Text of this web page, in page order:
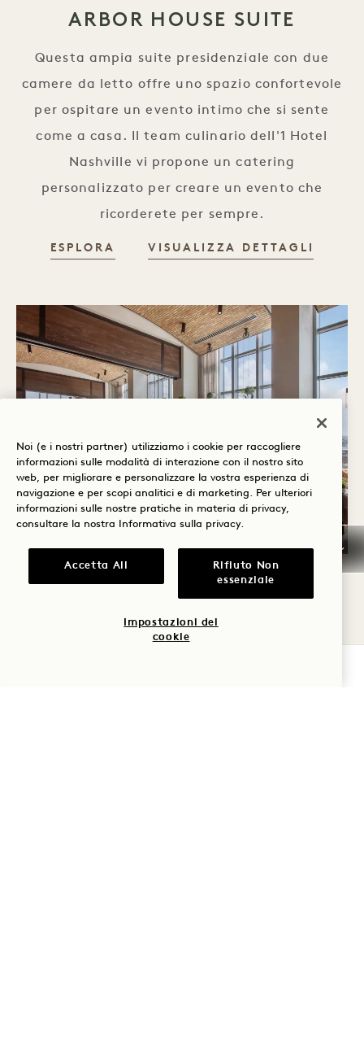
ARBOR HOUSE SUITE
Questa ampia suite presidenziale con due
camere da letto offre uno spazio confortevole
per ospitare un evento intimo che si sente
come a casa. Il team culinario dell'1 Hotel
Nashville vi propone un catering
personalizzato per creare un evento che
ricorderete per sempre.
ESPLORA VISUALIZZA DETTAGLI
HARRIET'S ROOFTOP
Organizzate il vostro prossimo evento
Noi (e i nostri partner) utilizziamo i cookie per raccogliere
informazioni sulle modalità di interazione con il nostro sito
web, per migliorare e personalizzare la vostra esperienza di
navigazione e per scopi analitici e di marketing. Per ulteriori
informazioni sulle nostre pratiche in materia di privacy,
consultare la nostra
Informativa sulla privacy.
Accetta All
Rifiuto Non
essenziale
Impostazioni dei
cookie